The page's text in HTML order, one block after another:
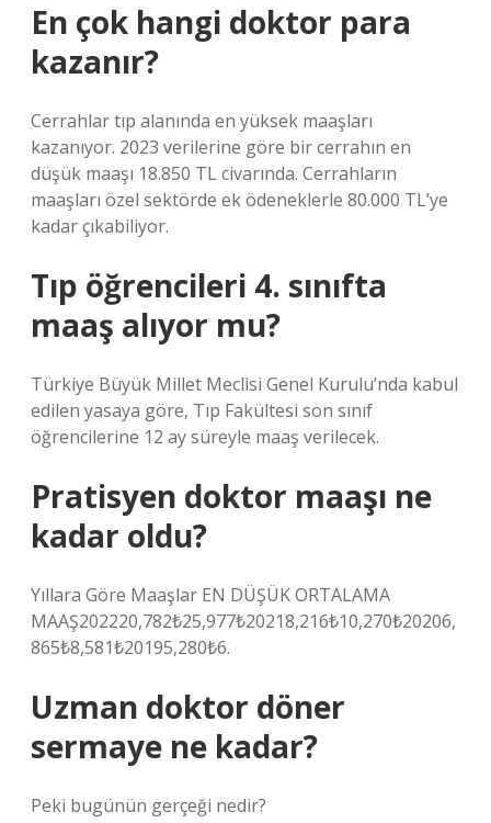
En çok hangi doktor para
kazanır?
Cerrahlar tıp alanında en yüksek maaşları
kazanıyor. 2023 verilerine göre bir cerrahın en
düşük maaşı 18.850 TL civarında. Cerrahların
maaşları özel sektörde ek ödeneklerle 80.000 TL’ye
kadar çıkabiliyor.
Tıp öğrencileri 4. sınıfta
maaş alıyor mu?
Türkiye Büyük Millet Meclisi Genel Kurulu’nda kabul
edilen yasaya göre, Tıp Fakültesi son sınıf
öğrencilerine 12 ay süreyle maaş verilecek.
Pratisyen doktor maaşı ne
kadar oldu?
Yıllara Göre Maaşlar EN DÜŞÜK ORTALAMA
MAAŞ202220,782₺25,977₺20218,216₺10,270₺20206,
865₺8,581₺20195,280₺6.
Uzman doktor döner
sermaye ne kadar?
Peki bugünün gerçeği nedir?